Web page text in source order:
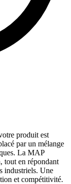
produit est
par un mélange
La MAP
tout en répondant
industriels. Une
et compétitivité.